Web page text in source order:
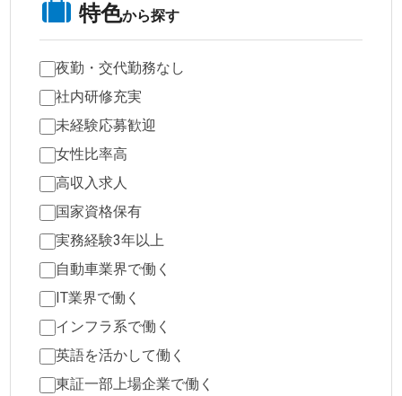
特色から探す
夜勤・交代勤務なし
社内研修充実
未経験応募歓迎
女性比率高
高収入求人
国家資格保有
実務経験3年以上
自動車業界で働く
IT業界で働く
インフラ系で働く
英語を活かして働く
東証一部上場企業で働く